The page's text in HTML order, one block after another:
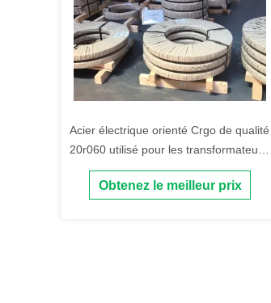
Acier électrique orienté Crgo de qualité
20r060 utilisé pour les transformateurs
UHV
Obtenez le meilleur prix